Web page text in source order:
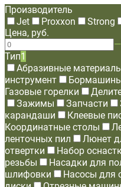
Производитель
Jet
Proxxon Strong
Цена, руб.
—
Тип1
Абразивные
инструмент
Газовые горелки
Зажимы
Запчасти
карандаши
Клеевые
Координатные столы
ленточных пил
Люнет
отвертки
Набор
резьбы
Насадки для
шлифовки
Насосы для